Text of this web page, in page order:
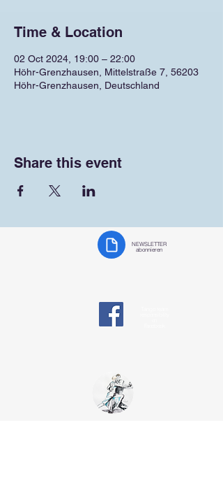
Time & Location
02 Oct 2024, 19:00 – 22:00
Höhr-Grenzhausen, Mittelstraße 7, 56203
Höhr-Grenzhausen, Deutschland
Share this event
NEWSLETTER
abonnieren